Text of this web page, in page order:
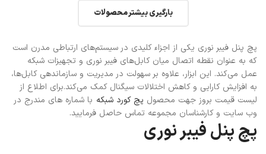
بارگیری بیشتر محصولات
پچ پنل فیبر نوری یکی از اجزاء کلیدی در سیستم‌های ارتباطی مدرن است
که به عنوان نقطه اتصال میان کابل‌های فیبر نوری و تجهیزات شبکه
عمل می‌کند. این ابزار، علاوه بر سهولت در مدیریت و سازماندهی کابل‌ها،
به افزایش کارایی و کاهش اختلالات سیگنال کمک می‌کند.برای اطلاع از
لیست قیمت بروز جهت محصول پچ کورد شبکه با شماره های مندرج در
وب سایت و کارشناسان مجموعه تماس حاصل فرمایید.
پچ پنل فیبر نوری